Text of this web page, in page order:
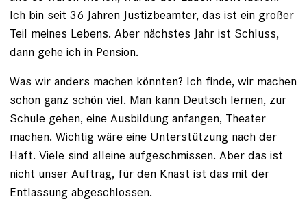
Ich bin seit 36 Jahren Justizbeamter, das ist ein großer
Teil meines Lebens. Aber nächstes Jahr ist Schluss,
dann gehe ich in Pension.
Was wir anders machen könnten? Ich finde, wir machen
schon ganz schön viel. Man kann Deutsch lernen, zur
Schule gehen, eine Ausbildung anfangen, Theater
machen. Wichtig wäre eine Unterstützung nach der
Haft. Viele sind alleine aufgeschmissen. Aber das ist
nicht unser Auftrag, für den Knast ist das mit der
Entlassung abgeschlossen.